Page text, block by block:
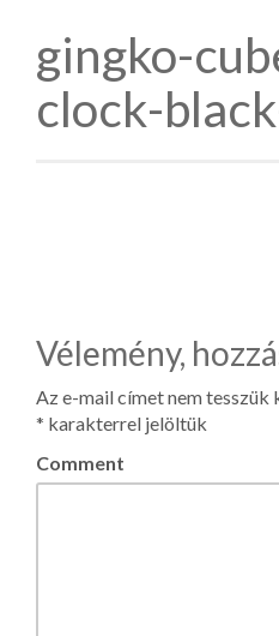
gingko-
clock-
Vélemény,
Az e-mail címet nem tesszük
* karakterrel jelöltük
Comment